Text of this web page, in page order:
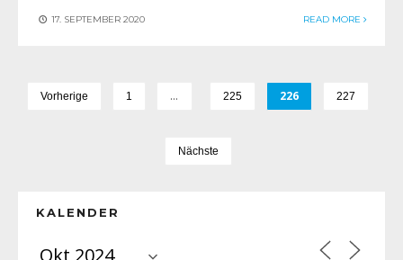
17. SEPTEMBER 2020 READ MORE
Vorherige 1 … 225 226 227
Nächste
KALENDER